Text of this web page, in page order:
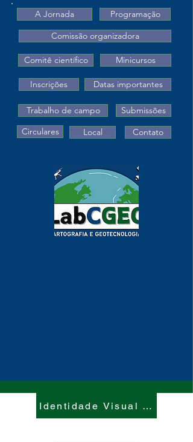
A Jornada
Programação
Comissão organizadora
Comitê científico Minicursos
Inscrições Datas importantes
Trabalho de campo
Circulares
Local
Submissões
Contato
Identidade Visual do